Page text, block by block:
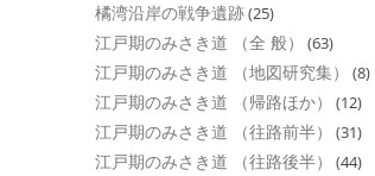
橘湾沿岸の戦争遺跡(25)
江戸期のみさき道 （全 般） (63)
江戸期のみさき道 （地図研究集） (8)
江戸期のみさき道 （帰路ほか） (12)
江戸期のみさき道 （往路前半） (31)
江戸期のみさき道 （往路後半） (44)